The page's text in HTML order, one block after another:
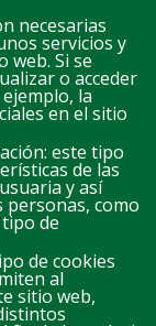
7 8
21 22
28 29
necesarias
servicios y
web. Si se
o acceder
la
en el sitio
este tipo
de las
y así
personas, como
de
de cookies
al
sitio web,